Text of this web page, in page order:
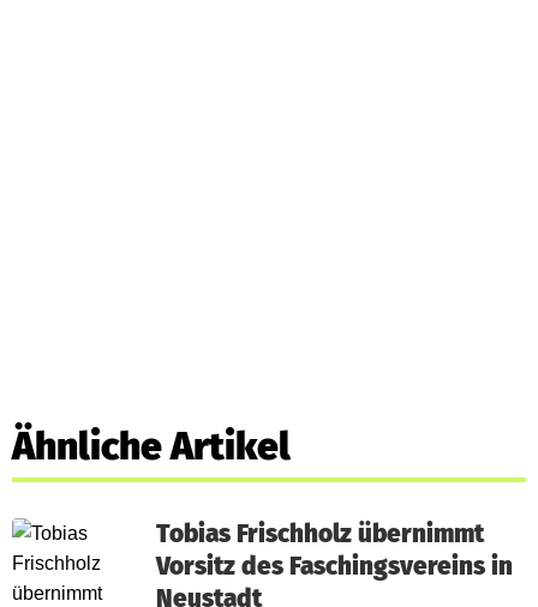
Ähnliche Artikel
Tobias Frischholz übernimmt
Vorsitz des Faschingsvereins in
Neustadt